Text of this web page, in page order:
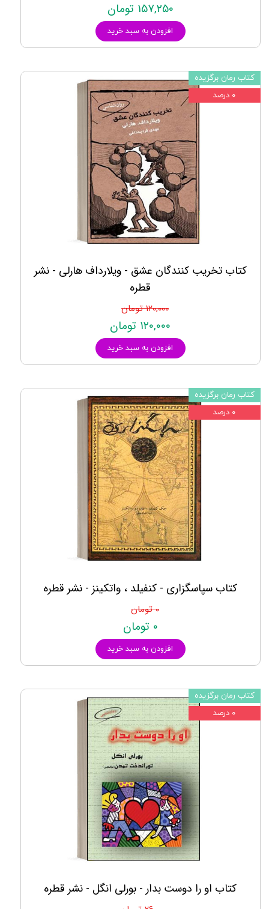
۱۵۷,۲۵۰ تومان
افزودن به سبد خرید
کتاب تخریب کنندگان عشق - ویلارداف هارلی - نشر
قطره
۱۲۰,۰۰۰ تومان
۱۲۰,۰۰۰ تومان
افزودن به سبد خرید
کتاب رمان برگزیده
۰ درصد
کتاب سپاسگزاری - کنفیلد ، واتکینز - نشر قطره
۰ تومان
۰ تومان
افزودن به سبد خرید
کتاب رمان برگزیده
۰ درصد
کتاب او را دوست بدار - بورلی انگل - نشر قطره
کتاب رمان برگزیده
۰ درصد